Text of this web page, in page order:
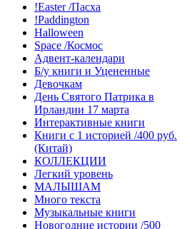
!Easter /Пасха
!Paddington
Halloween
Space /Космос
Адвент-календари
Б/у книги и Уцененные
Девочкам
День Святого Патрика в
Ирландии 17 марта
Интерактивные книги
Книги с 1 историей /400 руб.
(Китай)
КОЛЛЕКЦИИ
Легкий уровень
МАЛЫШАМ
Много текста
Музыкальные книги
Новогодние истории /500